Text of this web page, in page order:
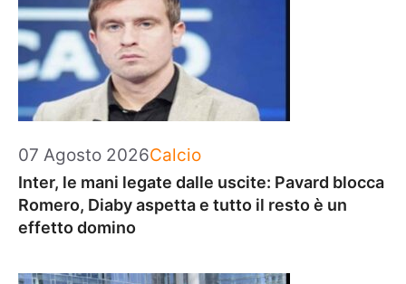
07 Agosto 2026Categorie
Calcio
Inter, le mani legate dalle uscite: Pavard blocca
Romero, Diaby aspetta e tutto il resto è un
effetto domino